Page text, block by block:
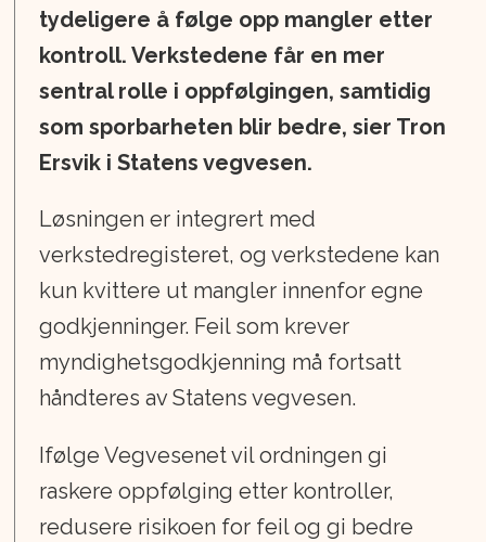
tydeligere å følge opp mangler etter
kontroll. Verkstedene får en mer
sentral rolle i oppfølgingen, samtidig
som sporbarheten blir bedre, sier Tron
Ersvik i Statens vegvesen.
Løsningen er integrert med
verkstedregisteret, og verkstedene kan
kun kvittere ut mangler innenfor egne
godkjenninger. Feil som krever
myndighetsgodkjenning må fortsatt
håndteres av Statens vegvesen.
Ifølge Vegvesenet vil ordningen gi
raskere oppfølging etter kontroller,
redusere risikoen for feil og gi bedre